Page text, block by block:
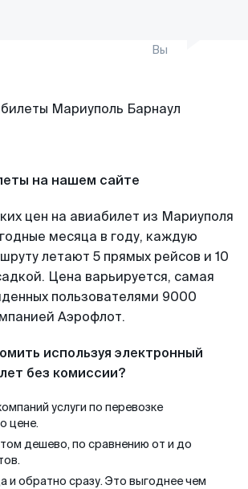
Вы
на нашем сайте
цен на авиабилет из Мариуполя
месяца в году, каждую
летают 5 прямых рейсов и 10
Цена варьируется, самая
пользователями 9000
Аэрофлот.
используя электронный
без комиссии?
услуги по перевозке
цене.
дешево, по сравнению от и до
и обратно сразу. Это выгоднее чем